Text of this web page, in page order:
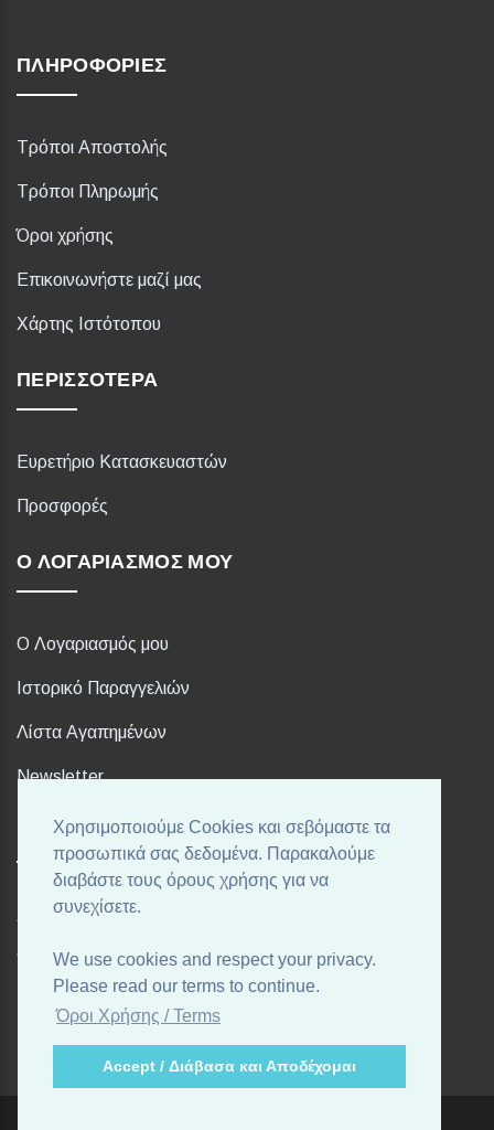
Χρησιμοποιούμε Cookies και σεβόμαστε τα
προσωπικά σας δεδομένα. Παρακαλούμε
διαβάστε τους όρους χρήσης για να
συνεχίσετε.
We use cookies and respect your privacy.
Please read our terms to continue.
Όροι Χρήσης / Terms
Accept / Διάβασα και Αποδέχομαι
ΠΛΗΡΟΦΟΡΊΕΣ
Τρόποι Αποστολής
Τρόποι Πληρωμής
Όροι χρήσης
Επικοινωνήστε μαζί μας
Χάρτης Ιστότοπου
ΠΕΡΙΣΣΌΤΕΡΑ
Ευρετήριο Κατασκευαστών
Προσφορές
Ο ΛΟΓΑΡΙΑΣΜΌΣ ΜΟΥ
Ο Λογαριασμός μου
Ιστορικό Παραγγελιών
Λίστα Αγαπημένων
Newsletter
FOLLOW US
Ακολουθήστε μας στα αγαπημένα σας Social Media!